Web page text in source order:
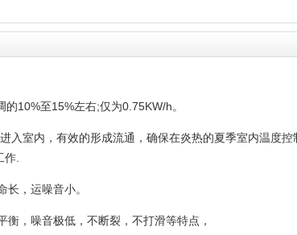
的10%至15%左右;仅为0.75KW/h。
入室内，有效的形成流通，确保在炎热的夏季室内温度控
作.
长，运噪音小。
，噪音极低，不断裂，不打滑等特点，